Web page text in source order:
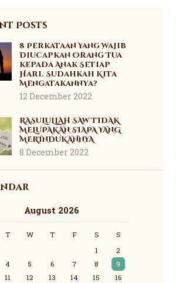
Posts
8 Perkataan Yang Wajib
Diucapkan Orang Tua
kepada Anak Setiap
Hari. Sudahkah Kita
Mengatakannya?
12 December 2022
RASULULLAH SAW TIDAK
MELUPAKAN SIAPA YANG
MERINDUKANNYA
8 December 2022
August 2026
T W T F S
S
1
2
4 5 6 7 8
9
11 12 13 14 15
16